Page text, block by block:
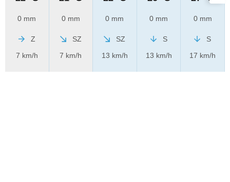
0 mm
Z
7 km/h
0 mm
SZ
7 km/h
0 mm
SZ
13 km/h
0 mm
S
13 km/h
0 mm
S
17 km/h